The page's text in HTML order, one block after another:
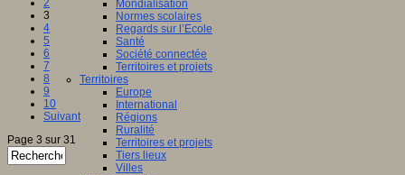
Mondialisation
Normes scolaires
Regards sur l’Ecole
Santé
Société connectée
Territoires et projets
Territoires
Europe
International
Régions
Ruralité
Territoires et projets
Tiers lieux
Villes
3
4
5
6
7
8
9
10
Suivant
Page 3 sur 31